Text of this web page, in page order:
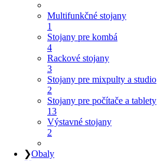
Multifunkčné stojany
1
Stojany pre kombá
4
Rackové stojany
3
Stojany pre mixpulty a studio
2
Stojany pre počítače a tablety
13
Výstavné stojany
2
❯Obaly